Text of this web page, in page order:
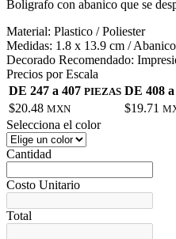
Boligrafo con abanico que se
Material: Plastico / Poliester
Medidas: 1.8 x 13.9 cm /
Decorado Recomendado:
Precios por Escala
DE 247 a 407 PIEZAS DE 408
$20.48 MXN $19.71
Selecciona el color
Cantidad
Costo Unitario
Total